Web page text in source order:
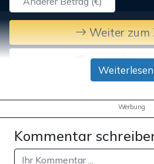
Weiter zum
Bank-
Weiterlesen
Werbung
Kommentar